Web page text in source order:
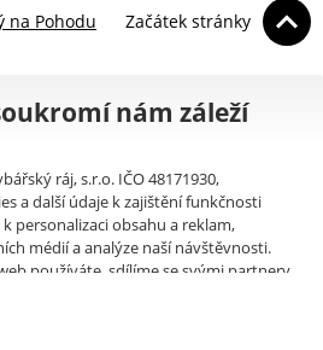
na Pohodu
Začátek stránky
nám záleží
ráj, s.r.o. IČO 48171930,
a další údaje k zajištění funkčnosti
personalizaci obsahu a reklam,
médií a analýze naší návštěvnosti.
používáte, sdílíme se svými partnery
Google používá. Partneři tyto